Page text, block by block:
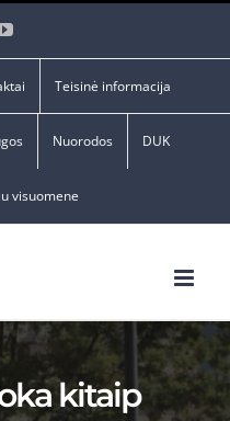
YouTube
Teisinė informacija
Nuorodos DUK
visuomene
kitaip